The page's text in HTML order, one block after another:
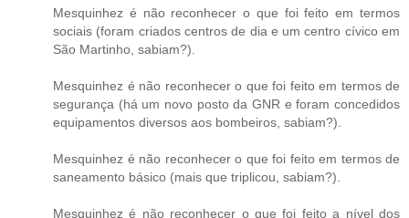
Mesquinhez é não reconhecer o que foi feito em termos
sociais (foram criados centros de dia e um centro cívico em
São Martinho, sabiam?).
Mesquinhez é não reconhecer o que foi feito em termos de
segurança (há um novo posto da GNR e foram concedidos
equipamentos diversos aos bombeiros, sabiam?).
Mesquinhez é não reconhecer o que foi feito em termos de
saneamento básico (mais que triplicou, sabiam?).
Mesquinhez é não reconhecer o que foi feito a nível dos